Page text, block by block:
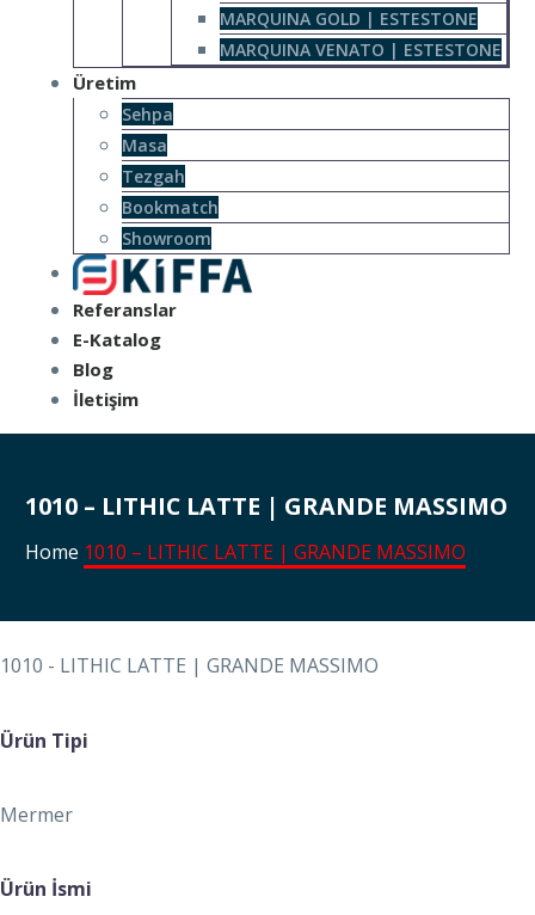
MARQUINA GOLD | ESTESTONE
MARQUINA VENATO | ESTESTONE
Üretim
Sehpa
Masa
Tezgah
Bookmatch
Showroom
Referanslar
E-Katalog
Blog
İletişim
1010 – LITHIC LATTE | GRANDE MASSIMO
Home 1010 – LITHIC LATTE | GRANDE MASSIMO
1010 - LITHIC LATTE | GRANDE MASSIMO
Ürün Tipi
Mermer
Ürün İsmi